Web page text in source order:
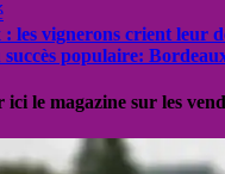
les vignerons crient leur
populaire:
le magazine sur les